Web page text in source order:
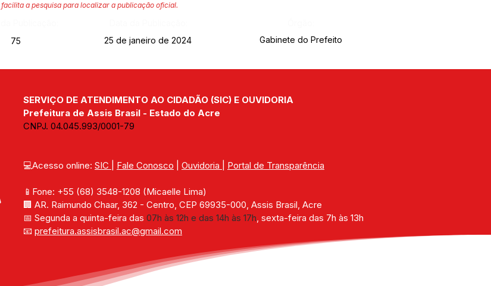
a pesquisa para localizar a publicação oficial.
75 25 de janeiro de 2024 Gabinete do Prefeito
SERVIÇO DE ATENDIMENTO AO CIDADÃO (SIC) E OUVIDORIA
Prefeitura de Assis Brasil - Estado do Acre
CNPJ. 04.045.993/0001-79
💻Acesso online: SIC Fale Conosco Ouvidoria Portal de Transparência
📱Fone: +55 (68) 3548-1208 (Micaelle Lima)
🏢 AR. Raimundo Chaar, 362 - Centro, CEP 69935-000, Assis Brasil, Acre
📅 Segunda a quinta-feira das 07h às 12h e das 14h às 17h, sexta-feira das 7h às 13h
📧 prefeitura.assisbrasil.ac@gmail.com